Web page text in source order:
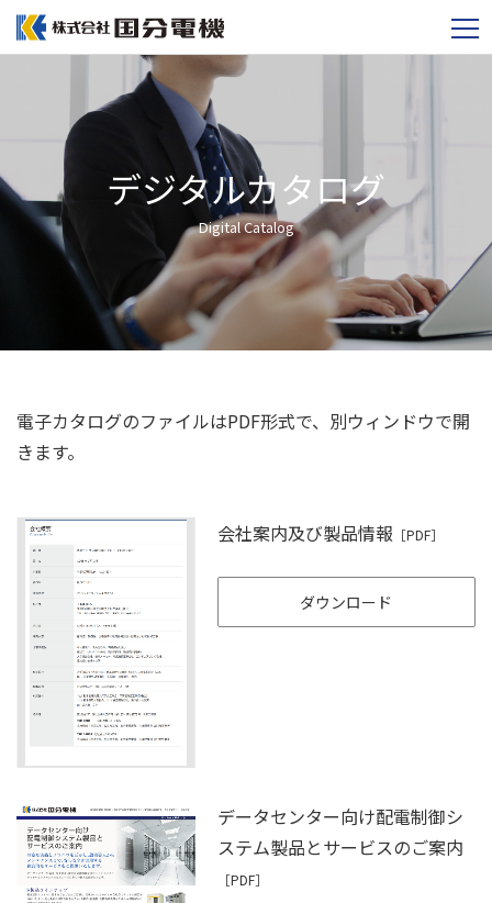
デジタルカタログ
Digital Catalog
電子カタログのファイルはPDF形式で、別ウィンドウで開
きます。
会社案内及び製品情報 ［PDF］
ダウンロード
データセンター向け配電制御シ
ステム製品とサービスのご案内
［PDF］